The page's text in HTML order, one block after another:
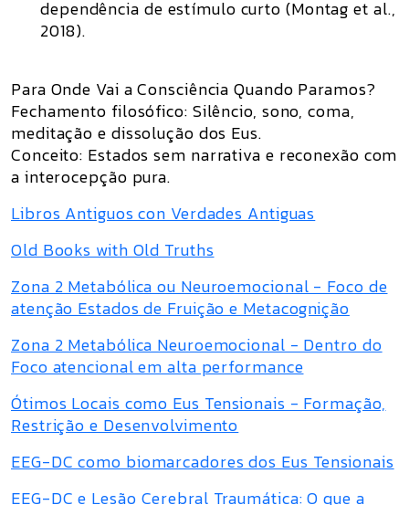
dependência de estímulo curto (Montag et al.,
2018).
Para Onde Vai a Consciência Quando Paramos?
Fechamento filosófico: Silêncio, sono, coma,
meditação e dissolução dos Eus.
Conceito: Estados sem narrativa e reconexão com
a interocepção pura.
Libros Antiguos con Verdades Antiguas
Old Books with Old Truths
Zona 2 Metabólica ou Neuroemocional - Foco de
atenção Estados de Fruição e Metacognição
Zona 2 Metabólica Neuroemocional - Dentro do
Foco atencional em alta performance
Ótimos Locais como Eus Tensionais - Formação,
Restrição e Desenvolvimento
EEG-DC como biomarcadores dos Eus Tensionais
EEG-DC e Lesão Cerebral Traumática: O que a